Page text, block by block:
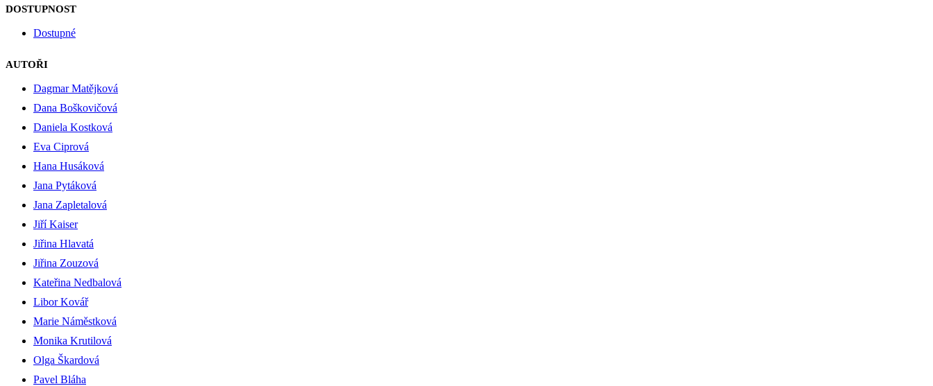
DOSTUPNOST
Dostupné
AUTOŘI
Dagmar Matějková
Dana Boškovičová
Daniela Kostková
Eva Ciprová
Hana Husáková
Jana Pytáková
Jana Zapletalová
Jiří Kaiser
Jiřina Hlavatá
Jiřina Zouzová
Kateřina Nedbalová
Libor Kovář
Marie Náměstková
Monika Krutilová
Olga Škardová
Pavel Bláha